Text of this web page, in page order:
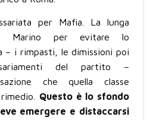
per Mafia. La lunga
Marino per evitare lo
– i rimpasti, le dimissioni poi
del partito –
che quella classe
Questo è lo sfondo
emergere e distaccarsi